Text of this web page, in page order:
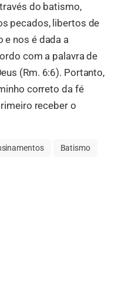
do batismo,
pecados, libertos de
e nos é dada a
com a palavra de
(Rm. 6:6). Portanto,
correto da fé
receber o
Batismo